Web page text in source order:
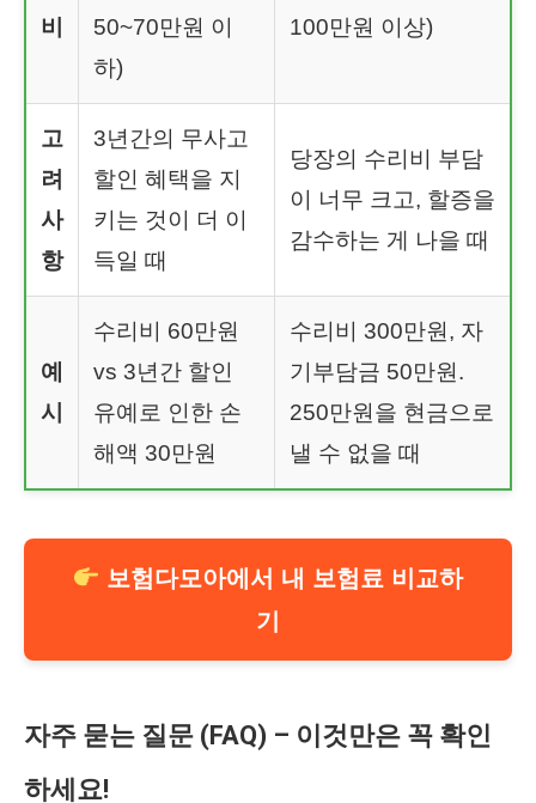
비
50~70만원 이
하)
100만원 이상)
고
려
사
항
3년간의 무사고
할인 혜택을 지
키는 것이 더 이
득일 때
당장의 수리비 부담
이 너무 크고, 할증을
감수하는 게 나을 때
예
시
수리비 60만원
vs 3년간 할인
유예로 인한 손
해액 30만원
수리비 300만원, 자
기부담금 50만원.
250만원을 현금으로
낼 수 없을 때
보험다모아에서 내 보험료 비교하
기
자주 묻는 질문 (FAQ) – 이것만은 꼭 확인
하세요!